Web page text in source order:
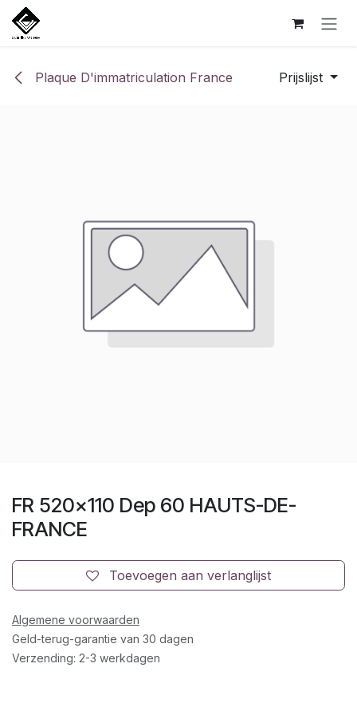
Overslaan naar inhoud
Plaque D'immatriculation France Prijslijst
FR 520x110 Dep 60 HAUTS-DE-
FRANCE
Toevoegen aan verlanglijst
Algemene voorwaarden
Geld-terug-garantie van 30 dagen
Verzending: 2-3 werkdagen